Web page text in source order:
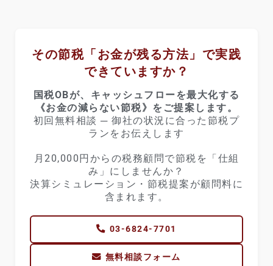
その節税「お金が残る方法」で実践
できていますか？
国税OBが、キャッシュフローを最大化する
《お金の減らない節税》をご提案します。
初回無料相談 ─ 御社の状況に合った節税プ
ランをお伝えします
月20,000円からの税務顧問で節税を「仕組
み」にしませんか？
決算シミュレーション・節税提案が顧問料に
含まれます。
03-6824-7701
無料相談フォーム